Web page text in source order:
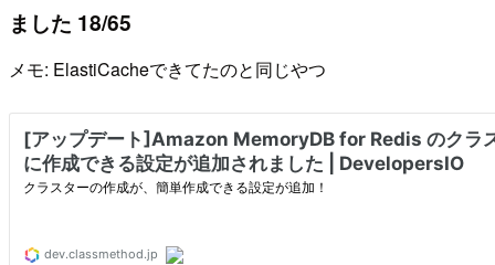
ました 18/65
メモ: ElastiCacheできてたのと同じやつ